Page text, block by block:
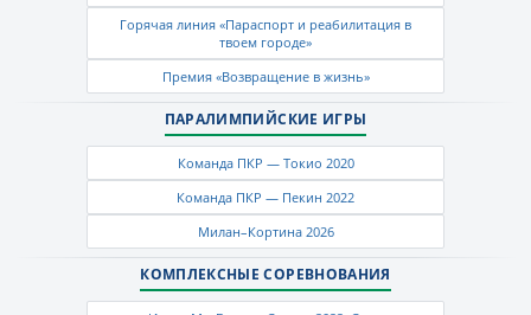
Горячая линия «Параспорт и реабилитация в
твоем городе»
Премия «Возвращение в жизнь»
ПАРАЛИМПИЙСКИЕ ИГРЫ
Команда ПКР — Токио 2020
Команда ПКР — Пекин 2022
Милан–Кортина 2026
КОМПЛЕКСНЫЕ СОРЕВНОВАНИЯ